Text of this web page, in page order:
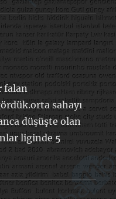
falan
sahayı
düşüşte olan
liginde 5